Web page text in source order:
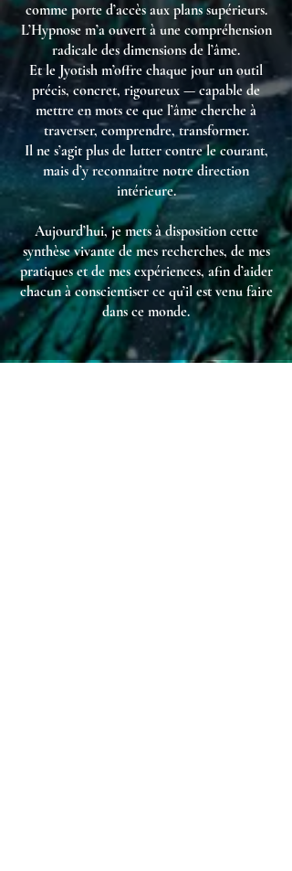
comme porte d’accès aux plans supérieurs.
L’Hypnose m’a ouvert à une compréhension
radicale des dimensions de l’âme.
Et le Jyotish m’offre chaque jour un outil
précis, concret, rigoureux — capable de
mettre en mots ce que l’âme cherche à
traverser, comprendre, transformer.
Il ne s’agit plus de lutter contre le courant,
mais d’y reconnaître notre direction
intérieure.
Aujourd’hui, je mets à disposition cette
synthèse vivante de mes recherches, de mes
pratiques et de mes expériences, afin d’aider
chacun à conscientiser ce qu’il est venu faire
dans ce monde.